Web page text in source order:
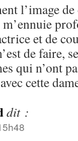
l’image
et de
de faire,
qui n’ont
cette
dit :